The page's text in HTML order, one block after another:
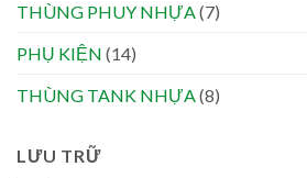
THÙNG PHUY NHỰA(7)
PHỤ KIỆN (14)
THÙNG TANK NHỰA(8)
LƯU TRỮ